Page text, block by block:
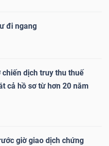
đi ngang
chiến dịch truy thu thuế
cả hồ sơ từ hơn 20 năm
giờ giao dịch chứng